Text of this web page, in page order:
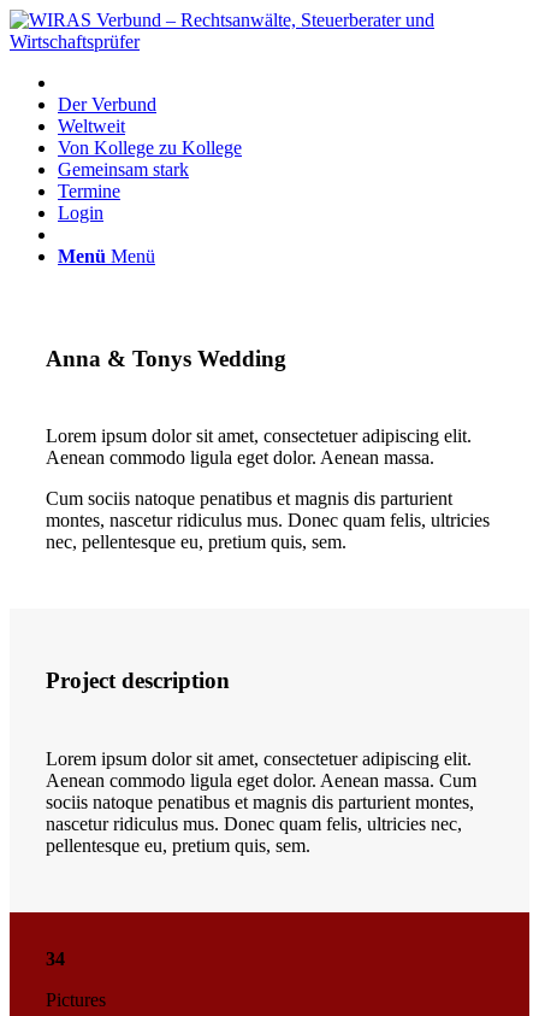
Der Verbund
Weltweit
Von Kollege zu Kollege
Gemeinsam stark
Termine
Login
Menü Menü
Anna & Tonys Wedding
Lorem ipsum dolor sit amet, consectetuer adipiscing elit.
Aenean commodo ligula eget dolor. Aenean massa.
Cum sociis natoque penatibus et magnis dis parturient
montes, nascetur ridiculus mus. Donec quam felis, ultricies
nec, pellentesque eu, pretium quis, sem.
Project description
Lorem ipsum dolor sit amet, consectetuer adipiscing elit.
Aenean commodo ligula eget dolor. Aenean massa. Cum
sociis natoque penatibus et magnis dis parturient montes,
nascetur ridiculus mus. Donec quam felis, ultricies nec,
pellentesque eu, pretium quis, sem.
34
Pictures